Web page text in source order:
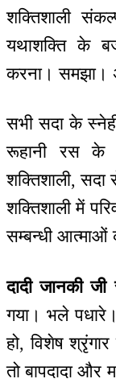
शक्तिशाली
यथाशक्ति के
करना। समझा।
सभी सदा के
रूहानी रस के
शक्तिशाली, सदा
शक्तिशाली में
सम्बन्धी आत्माओं
दादी जानकी
गया। भले
हो, विशेष
तो बापदादा और